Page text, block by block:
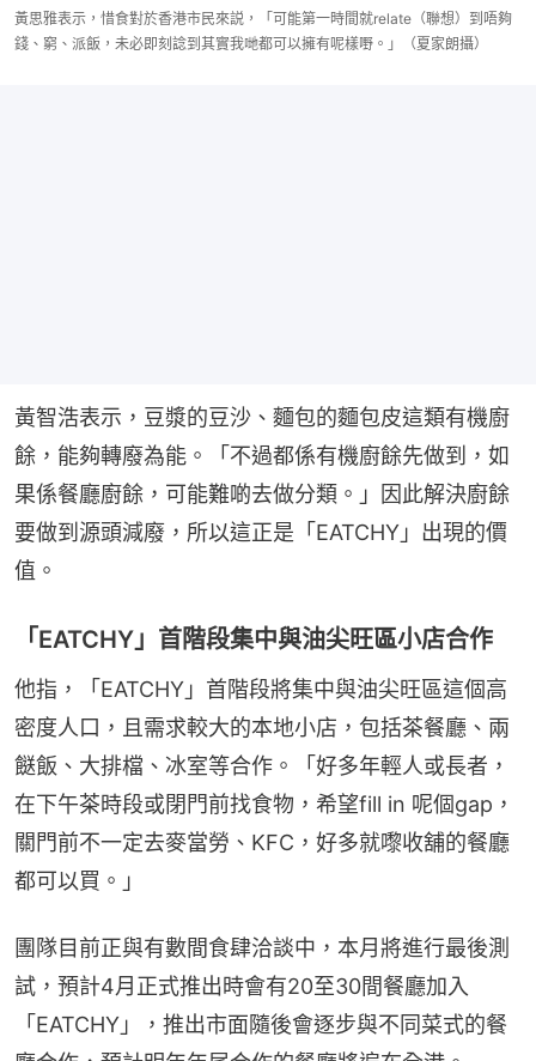
黃思雅表示，惜食對於香港市民來説，「可能第一時間就relate（聯想）到唔夠
錢、窮、派飯，未必即刻諗到其實我哋都可以擁有呢樣嘢。」（夏家朗攝）
黃智浩表示，豆漿的豆沙、麵包的麵包皮這類有機廚
餘，能夠轉廢為能。「不過都係有機廚餘先做到，如
果係餐廳廚餘，可能難啲去做分類。」因此解決廚餘
要做到源頭減廢，所以這正是「EATCHY」出現的價
值。
「EATCHY」首階段集中與油尖旺區小店合作
他指，「EATCHY」首階段將集中與油尖旺區這個高
密度人口，且需求較大的本地小店，包括茶餐廳、兩
餸飯、大排檔、冰室等合作。「好多年輕人或長者，
在下午茶時段或閉門前找食物，希望fill in 呢個gap，
關門前不一定去麥當勞、KFC，好多就嚟收舖的餐廳
都可以買。」
團隊目前正與有數間食肆洽談中，本月將進行最後測
試，預計4月正式推出時會有20至30間餐廳加入
「EATCHY」，推出市面隨後會逐步與不同菜式的餐